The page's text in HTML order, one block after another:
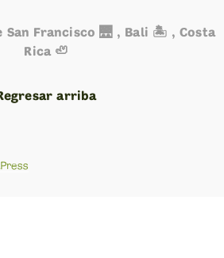
San Francisco 🌉 , Bali 🏝️ , Costa
Rica 🦥
arriba